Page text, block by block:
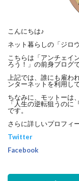
こんにちは♪
ネット暮らしの「ジロ
こちらは「アンチェイ
ろう！」の前身ブログで
上記では、誰にも雇わ
ンターネットを利用し
ちなみに、モットーは、
「人生の逆転狙うのに
です。
さらに詳しいプロフィ
Twitter
Facebook